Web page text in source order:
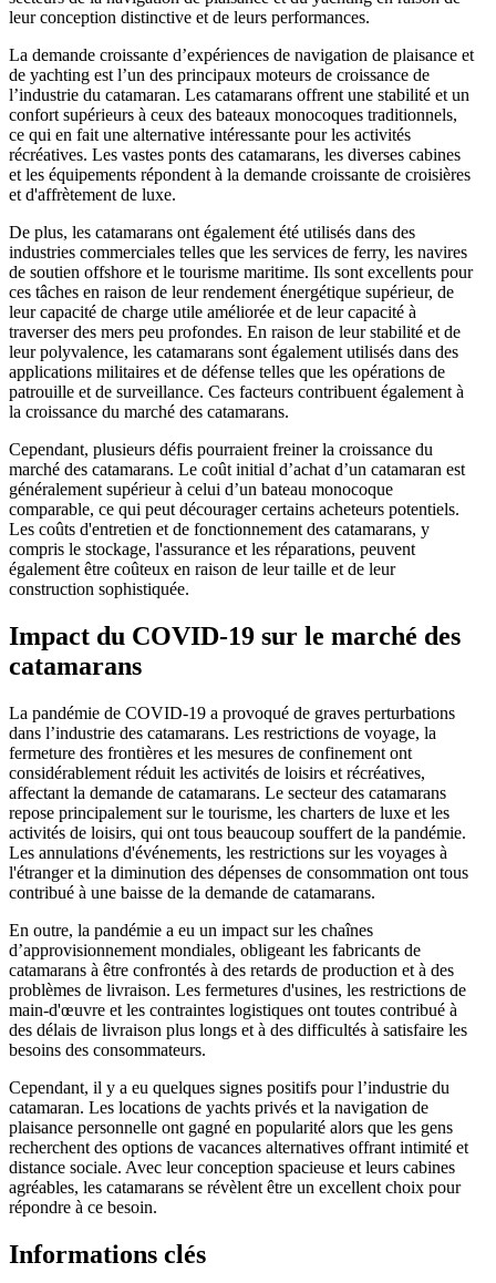
leur conception distinctive et de leurs performances.
La demande croissante d’expériences de navigation de plaisance et
de yachting est l’un des principaux moteurs de croissance de
l’industrie du catamaran. Les catamarans offrent une stabilité et un
confort supérieurs à ceux des bateaux monocoques traditionnels,
ce qui en fait une alternative intéressante pour les activités
récréatives. Les vastes ponts des catamarans, les diverses cabines
et les équipements répondent à la demande croissante de croisières
et d'affrètement de luxe.
De plus, les catamarans ont également été utilisés dans des
industries commerciales telles que les services de ferry, les navires
de soutien offshore et le tourisme maritime. Ils sont excellents pour
ces tâches en raison de leur rendement énergétique supérieur, de
leur capacité de charge utile améliorée et de leur capacité à
traverser des mers peu profondes. En raison de leur stabilité et de
leur polyvalence, les catamarans sont également utilisés dans des
applications militaires et de défense telles que les opérations de
patrouille et de surveillance. Ces facteurs contribuent également à
la croissance du marché des catamarans.
Cependant, plusieurs défis pourraient freiner la croissance du
marché des catamarans. Le coût initial d’achat d’un catamaran est
généralement supérieur à celui d’un bateau monocoque
comparable, ce qui peut décourager certains acheteurs potentiels.
Les coûts d'entretien et de fonctionnement des catamarans, y
compris le stockage, l'assurance et les réparations, peuvent
également être coûteux en raison de leur taille et de leur
construction sophistiquée.
Impact du COVID-19 sur le marché des
catamarans
La pandémie de COVID-19 a provoqué de graves perturbations
dans l’industrie des catamarans. Les restrictions de voyage, la
fermeture des frontières et les mesures de confinement ont
considérablement réduit les activités de loisirs et récréatives,
affectant la demande de catamarans. Le secteur des catamarans
repose principalement sur le tourisme, les charters de luxe et les
activités de loisirs, qui ont tous beaucoup souffert de la pandémie.
Les annulations d'événements, les restrictions sur les voyages à
l'étranger et la diminution des dépenses de consommation ont tous
contribué à une baisse de la demande de catamarans.
En outre, la pandémie a eu un impact sur les chaînes
d’approvisionnement mondiales, obligeant les fabricants de
catamarans à être confrontés à des retards de production et à des
problèmes de livraison. Les fermetures d'usines, les restrictions de
main-d'œuvre et les contraintes logistiques ont toutes contribué à
des délais de livraison plus longs et à des difficultés à satisfaire les
besoins des consommateurs.
Cependant, il y a eu quelques signes positifs pour l’industrie du
catamaran. Les locations de yachts privés et la navigation de
plaisance personnelle ont gagné en popularité alors que les gens
recherchent des options de vacances alternatives offrant intimité et
distance sociale. Avec leur conception spacieuse et leurs cabines
agréables, les catamarans se révèlent être un excellent choix pour
répondre à ce besoin.
Informations clés